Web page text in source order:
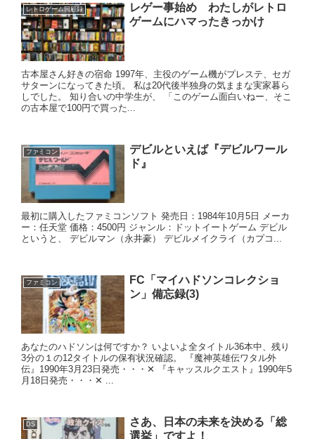
レトロゲーム回顧録
レゲー事始め わたしがレトロ
ゲームにハマったきっかけ
古本屋さん好きの宿命 1997年、主役のゲーム機がプレステ、セガ
サターンになってきた頃。 私は20代後半独身の気ままな実家暮ら
しでした。 知り合いの中学生が、 「このゲーム面白いねー、そこ
の古本屋で100円で買った...
ファミコン
デビルといえば『デビルワール
ド』
最初に購入したファミコンソフト 発売日：1984年10月5日 メーカ
ー：任天堂 価格：4500円 ジャンル：ドットイートゲーム デビル
というと、 デビルマン（永井豪） デビルメイクライ（カプコ...
ファミコン
FC「マイハドソンコレクショ
ン」備忘録(3)
あなたのハドソンは何ですか？ いよいよ全タイトル36本中、残り
3分の１の12タイトルの保有状況確認。 『魔神英雄伝ワタル外
伝』1990年3月23日発売・・・✕ 『キャッスルクエスト』1990年5
月18日発売・・・✕ ...
DS
さあ、日本の未来を決める「総
選挙」ですよ！